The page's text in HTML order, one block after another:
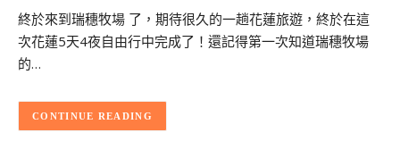
終於來到瑞穗牧場 了，期待很久的一趟花蓮旅遊，終於在這
次花蓮5天4夜自由行中完成了！還記得第一次知道瑞穗牧場
的…
CONTINUE READING